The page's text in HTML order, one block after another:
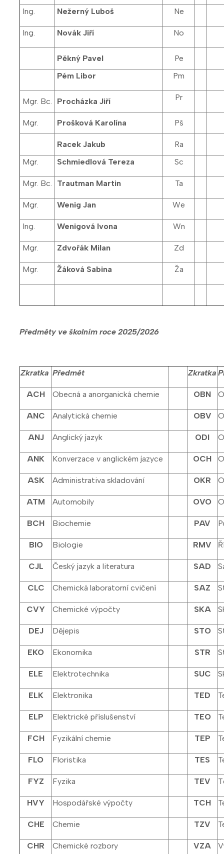
Ing.
Nežerný Luboš Ne
Ing. Novák Jiří No
Pěkný Pavel
Pe
Pém Libor
Pm
Mgr. Bc. Procházka Jiří Pr
Mgr. Prošková Karolína Pš
Racek Jakub
Ra
Mgr.
Schmiedlová Tereza Sc
Mgr. Bc. Trautman Martin Ta
Mgr. Wenig Jan We
Ing. Wenigová Ivona Wn
Mgr. Zdvořák Milan Zd
Mgr. Žáková Sabina Ža
Předměty ve školním roce 2025/2026
Zkratka Předmět Zkratka
ACH Obecná a anorganická chemie OBN
ANC Analytická chemie OBV
ANJ Anglický jazyk ODI
ANK Konverzace v anglickém jazyce OCH
ASK Administrativa skladování OKR
ATM Automobily OVO
BCH Biochemie PAV
BIO Biologie RMV
CJL Český jazyk a literatura SAD
CLC Chemická laboratorní cvičení SAZ
CVY Chemické výpočty SKA
DEJ Dějepis STO
EKO Ekonomika STR
ELE Elektrotechnika SUC
ELK Elektronika TED
ELP Elektrické příslušenství TEO
FCH Fyzikální chemie TEP
FLO Floristika TES
FYZ Fyzika TEV
HVY Hospodářské výpočty TCH
CHE Chemie TZV
CHR Chemické rozbory VZA